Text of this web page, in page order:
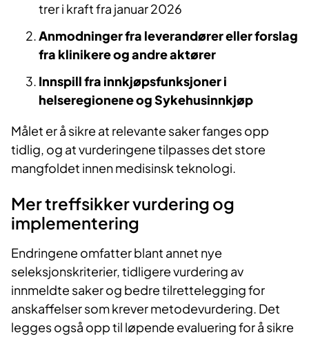
trer i kraft fra januar 2026
Anmodninger fra leverandørereller forslag
fra klinikere og andre aktører
Innspill fra innkjøpsfunksjoner i
helseregionene og Sykehusinnkjøp
Målet er å sikre at relevante saker fanges opp
tidlig, og at vurderingene tilpasses det store
mangfoldet innen medisinsk teknologi.
Mer treffsikker vurdering og
implementering
Endringene omfatter blant annet nye
seleksjonskriterier, tidligere vurdering av
innmeldte saker og bedre tilrettelegging for
anskaffelser som krever metodevurdering. Det
legges også opp til løpende evaluering for å sikre